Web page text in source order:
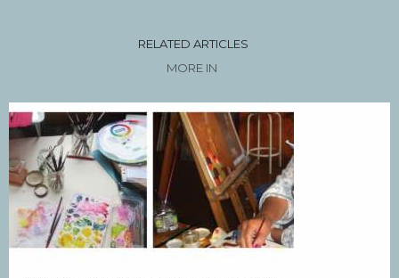
RELATED ARTICLES
MORE IN